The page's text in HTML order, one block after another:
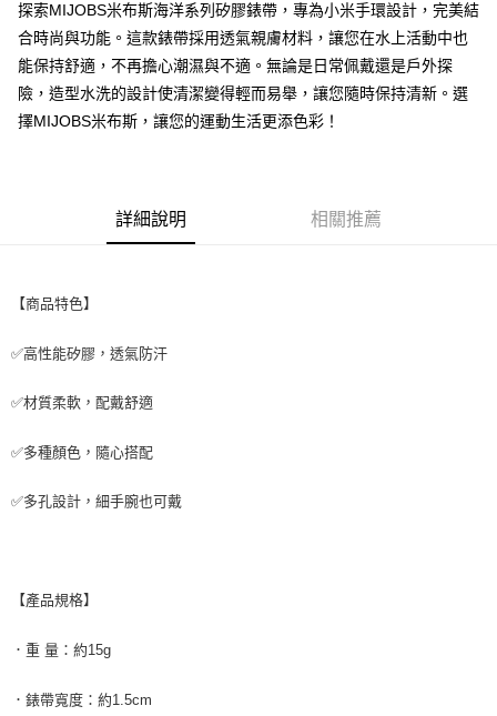
全家取貨付款
每筆NT$65，滿NT$690(含以上)免運費
付款後全家取貨
每筆NT$65，滿NT$690(含以上)免運費
宅配
探索MIJOBS米布斯海洋系列矽膠錶帶，專為小米手環設計，完美結
合時尚與功能。這款錶帶採用透氣親膚材料，讓您在水上活動中也
能保持舒適，不再擔心潮濕與不適。無論是日常佩戴還是戶外探
險，造型水洗的設計使清潔變得輕而易舉，讓您隨時保持清新。選
擇MIJOBS米布斯，讓您的運動生活更添色彩！
詳細說明 相關推薦
【商品特色】
✅高性能矽膠，透氣防汗
✅材質柔軟，配戴舒適
✅多種顏色，隨心搭配
✅多孔設計，細手腕也可戴
【產品規格】
．重 量：約15g
．錶帶寬度：約1.5cm